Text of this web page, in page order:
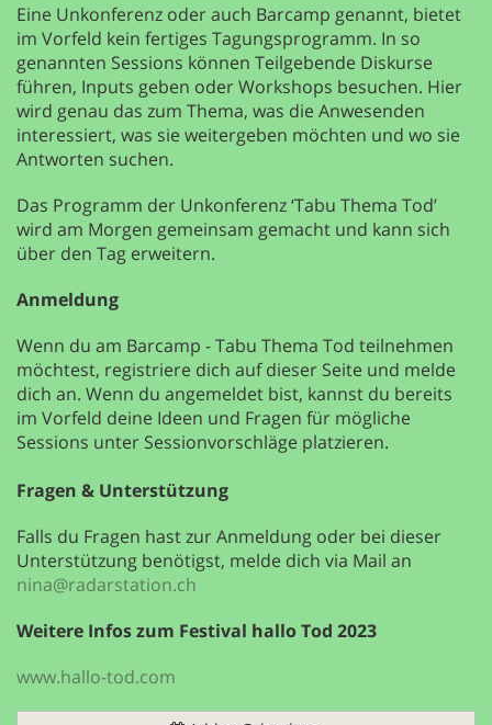
Eine Unkonferenz oder auch Barcamp genannt, bietet
im Vorfeld kein fertiges Tagungsprogramm. In so
genannten Sessions können Teilgebende Diskurse
führen, Inputs geben oder Workshops besuchen. Hier
wird genau das zum Thema, was die Anwesenden
interessiert, was sie weitergeben möchten und wo sie
Antworten suchen.
Das Programm der Unkonferenz ‘Tabu Thema Tod’
wird am Morgen gemeinsam gemacht und kann sich
über den Tag erweitern.
Anmeldung
Wenn du am Barcamp - Tabu Thema Tod teilnehmen
möchtest, registriere dich auf dieser Seite und melde
dich an. Wenn du angemeldet bist, kannst du bereits
im Vorfeld deine Ideen und Fragen für mögliche
Sessions unter Sessionvorschläge platzieren.
Fragen & Unterstützung
Falls du Fragen hast zur Anmeldung oder bei dieser
Unterstützung benötigst, melde dich via Mail an
nina@radarstation.ch
Weitere Infos zum Festival hallo Tod 2023
www.hallo-tod.com